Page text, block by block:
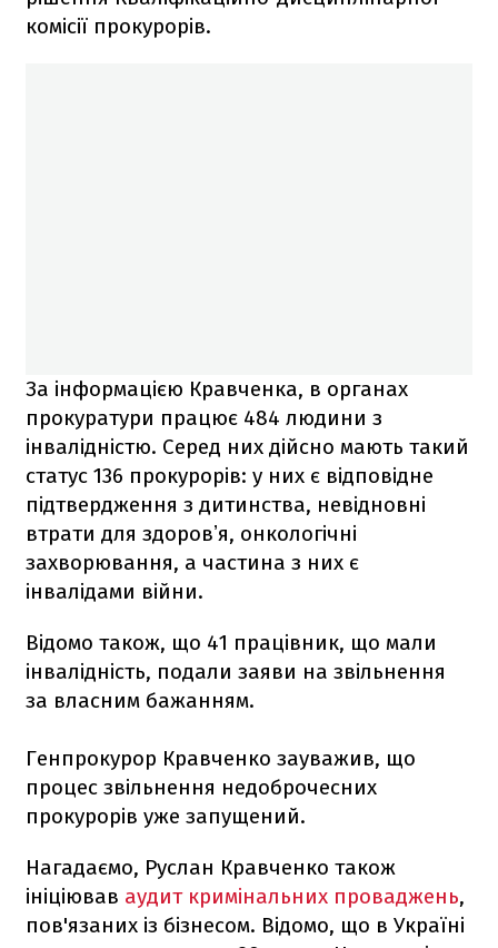
комісії прокурорів.
За інформацією Кравченка, в органах
прокуратури працює 484 людини з
інвалідністю. Серед них дійсно мають такий
статус 136 прокурорів: у них є відповідне
підтвердження з дитинства, невідновні
втрати для здоровʼя, онкологічні
захворювання, а частина з них є
інвалідами війни.
Відомо також, що 41 працівник, що мали
інвалідність, подали заяви на звільнення
за власним бажанням.
Генпрокурор Кравченко зауважив, що
процес звільнення недоброчесних
прокурорів уже запущений.
Нагадаємо, Руслан Кравченко також
ініціював аудит кримінальних проваджень,
пов'язаних із бізнесом. Відомо, що в Україні